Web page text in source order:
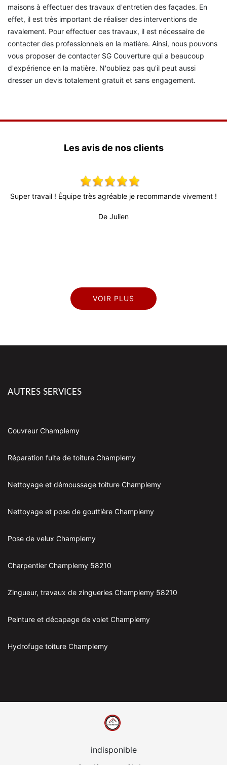
maisons à effectuer des travaux d'entretien des façades. En
effet, il est très important de réaliser des interventions de
ravalement. Pour effectuer ces travaux, il est nécessaire de
contacter des professionnels en la matière. Ainsi, nous pouvons
vous proposer de contacter SG Couverture qui a beaucoup
d'expérience en la matière. N'oubliez pas qu'il peut aussi
dresser un devis totalement gratuit et sans engagement.
Les avis de nos clients
travail ! Équipe très agréable je recommande vivement !
De Julien
Très
VOIR PLUS
AUTRES SERVICES
Couvreur Champlemy
Réparation fuite de toiture Champlemy
Nettoyage et démoussage toiture Champlemy
Nettoyage et pose de gouttière Champlemy
Pose de velux Champlemy
Charpentier Champlemy 58210
Zingueur, travaux de zingueries Champlemy 58210
Peinture et décapage de volet Champlemy
Hydrofuge toiture Champlemy
indisponible